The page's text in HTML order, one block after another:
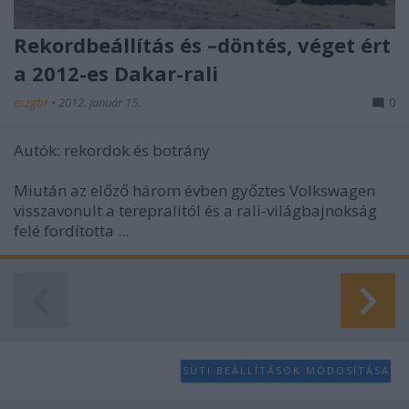
Rekordbeállítás és –döntés, véget ért
a 2012-es Dakar-rali
eszgbr • 2012. január 15. 0
Autók: rekordok és botrány
Miután az előző három évben győztes Volkswagen
visszavonult a terepralitól és a rali-világbajnokság
felé fordította ...
SÜTI BEÁLLÍTÁSOK MÓDOSÍTÁSA